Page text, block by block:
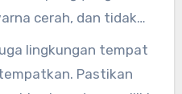
cerah, dan tidak
Hal ini menandakan
dalam kondisi sehat.”
lingkungan tempat
Pastikan